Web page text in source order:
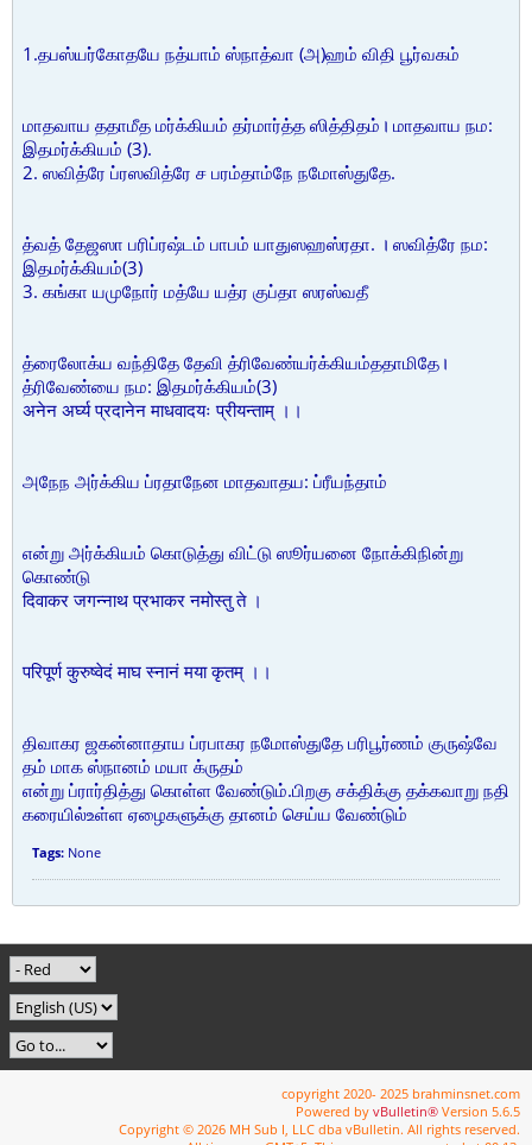
1.தபஸ்யர்கோதயே நத்யாம் ஸ்நாத்வா (அ)ஹம் விதி பூர்வகம்
மாதவாய ததாமீத மர்க்கியம் தர்மார்த்த ஸித்திதம்। மாதவாய நம:
இதமர்க்கியம் (3).
2. ஸவித்ரே ப்ரஸவித்ரே ச பரம்தாம்நே நமோஸ்துதே.
த்வத் தேஜஸா பரிப்ரஷ்டம் பாபம் யாதுஸஹஸ்ரதா. । ஸவித்ரே நம:
இதமர்க்கியம்(3)
3. கங்கா யமுநோர் மத்யே யத்ர குப்தா ஸரஸ்வதீ
த்ரைலோக்ய வந்திதே தேவி த்ரிவேண்யர்க்கியம்ததாமிதே।
த்ரிவேண்யை நம: இதமர்க்கியம்(3)
अनेन अर्घ्य प्रदानेन माधवादयः प्रीयन्ताम् ।।
அநேந அர்க்கிய ப்ரதாநேன மாதவாதய: ப்ரீயந்தாம்
என்று அர்க்கியம் கொடுத்து விட்டு ஸூர்யனை நோக்கிநின்று
கொண்டு
दिवाकर जगन्नाथ प्रभाकर नमोस्तु ते ।
परिपूर्ण कुरुष्वेदं माघ स्नानं मया कृतम् ।।
திவாகர ஜகன்னாதாய ப்ரபாகர நமோஸ்துதே பரிபூர்ணம் குருஷ்வே
தம் மாக ஸ்நானம் மயா க்ருதம்
என்று ப்ரார்தித்து கொள்ள வேண்டும்.பிறகு சக்திக்கு தக்கவாறு நதி
கரையில்உள்ள ஏழைகளுக்கு தானம் செய்ய வேண்டும்
Tags: None
copyright 2020- 2025 brahminsnet.com
Powered by vBulletin® Version 5.6.5
Copyright © 2026 MH Sub I, LLC dba vBulletin. All rights reserved.